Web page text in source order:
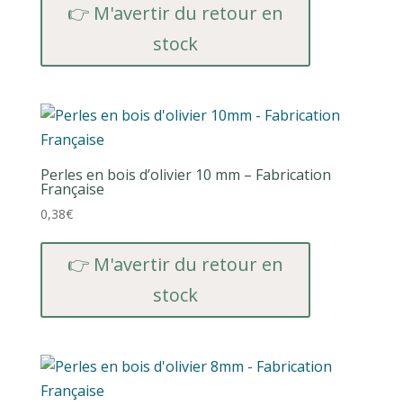
ancien
👉 M'avertir du retour en
stock
Perles en bois d’olivier 10 mm – Fabrication
Française
0,38€
👉 M'avertir du retour en
stock